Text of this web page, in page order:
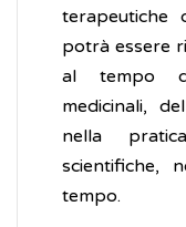
terapeutiche
potrà essere
al tempo di
medicinali,
nella
scientifiche,
tempo.